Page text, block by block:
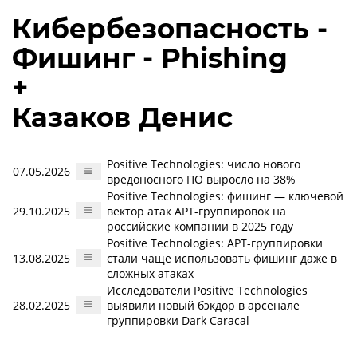
Кибербезопасность -
Фишинг - Phishing
+
Казаков Денис
07.05.2026
Positive Technologies: число нового
вредоносного ПО выросло на 38%
29.10.2025
Positive Technologies: фишинг — ключевой
вектор атак APT-группировок на
российские компании в 2025 году
13.08.2025
Positive Technologies: APT-группировки
стали чаще использовать фишинг даже в
сложных атаках
28.02.2025
Исследователи Positive Technologies
выявили новый бэкдор в арсенале
группировки Dark Caracal